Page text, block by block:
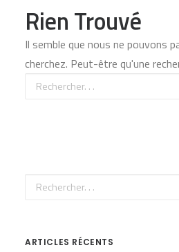
Rien Trouvé
Il semble que nous ne pouvons
cherchez. Peut-être qu'une
ARTICLES RÉCENTS